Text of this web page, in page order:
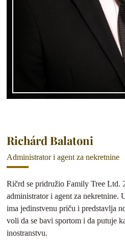
Richárd Balatoni
Administrator i agent za nekretnine
Ričrd se pridružio Family Tree Ltd.
administrator i agent za nekretnine.
ima jedinstvenu priču i predstavlja
voli da se bavi sportom i da putuje
inostranstvu.